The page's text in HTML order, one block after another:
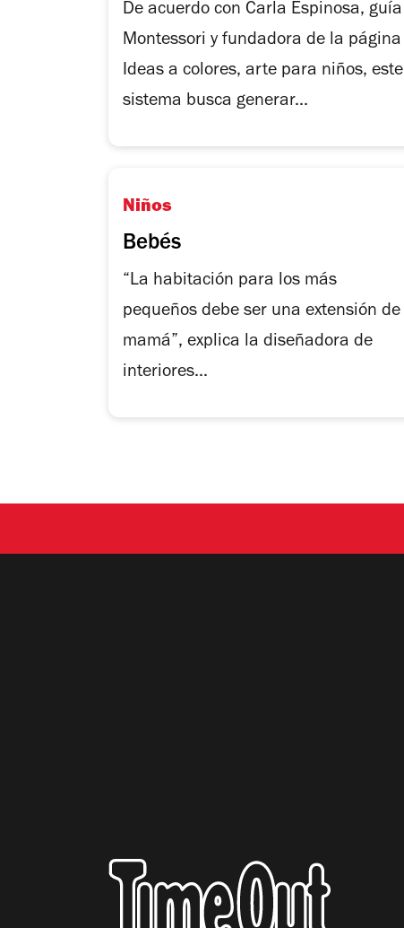
De acuerdo con Carla Espinosa, guía
Montessori y fundadora de la página
Ideas a colores, arte para niños, este
sistema busca generar...
Niños
Bebés
“La habitación para los más
pequeños debe ser una extensión de
mamá”, explica la diseñadora de
interiores...